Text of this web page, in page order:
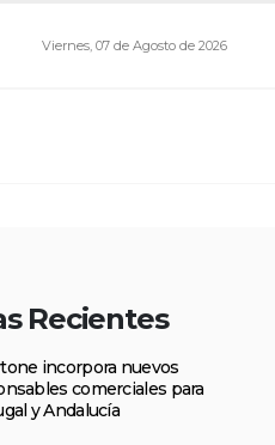
Viernes, 07 de Agosto de 2026
Recientes
incorpora nuevos
comerciales para
y Andalucía